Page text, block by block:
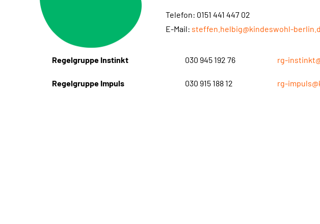
Telefon: 0151 441 447 02
E-Mail: steffen.helbig@kindeswohl-
Regelgruppe Instinkt 030 945 192 76 rg-
Regelgruppe Impuls 030 915 188 12 rg-